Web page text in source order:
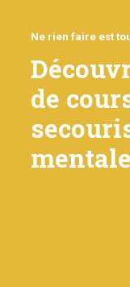
Ne rien faire est
de